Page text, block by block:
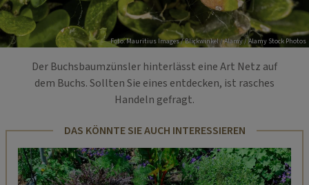
Foto: Mauritius Images / Blickwinkel / Alamy / Alamy Stock Photos
Der Buchsbaumzünsler hinterlässt eine Art Netz auf
dem Buchs. Sollten Sie eines entdecken, ist rasches
Handeln gefragt.
DAS KÖNNTE SIE AUCH INTERESSIEREN